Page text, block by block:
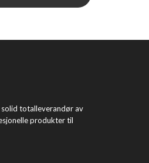
solid totalleverandør av
produkter til